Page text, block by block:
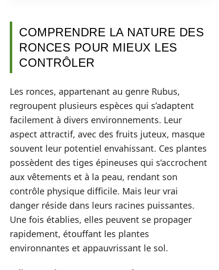
COMPRENDRE LA NATURE DES
RONCES POUR MIEUX LES
CONTRÔLER
Les ronces, appartenant au genre Rubus,
regroupent plusieurs espèces qui s’adaptent
facilement à divers environnements. Leur
aspect attractif, avec des fruits juteux, masque
souvent leur potentiel envahissant. Ces plantes
possèdent des tiges épineuses qui s’accrochent
aux vêtements et à la peau, rendant son
contrôle physique difficile. Mais leur vrai
danger réside dans leurs racines puissantes.
Une fois établies, elles peuvent se propager
rapidement, étouffant les plantes
environnantes et appauvrissant le sol.